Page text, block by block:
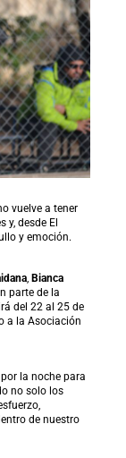
vuelve a tener
y, desde El
y emoción.
, Bianca
parte de la
del 22 al 25 de
a la Asociación
la noche para
no solo los
de nuestro